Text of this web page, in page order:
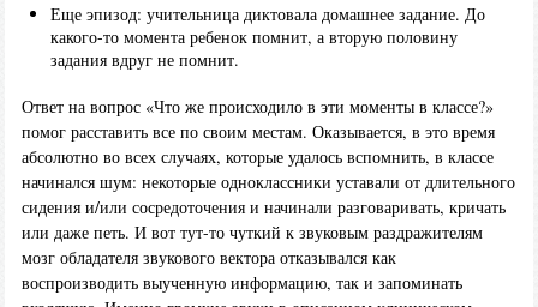
Еще эпизод: учительница диктовала домашнее задание. До
какого-то момента ребенок помнит, а вторую половину
задания вдруг не помнит.
Ответ на вопрос «Что же происходило в эти моменты в классе?»
помог расставить все по своим местам. Оказывается, в это время
абсолютно во всех случаях, которые удалось вспомнить, в классе
начинался шум: некоторые одноклассники уставали от длительного
сидения и/или сосредоточения и начинали разговаривать, кричать
или даже петь. И вот тут-то чуткий к звуковым раздражителям
мозг обладателя звукового вектора отказывался как
воспроизводить выученную информацию, так и запоминать